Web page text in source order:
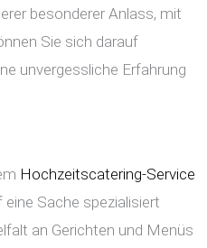
besonderer Anlass, mit
Sie sich darauf
unvergessliche Erfahrung
Hochzeitscatering-Service
Sache spezialisiert
an Gerichten und Menüs